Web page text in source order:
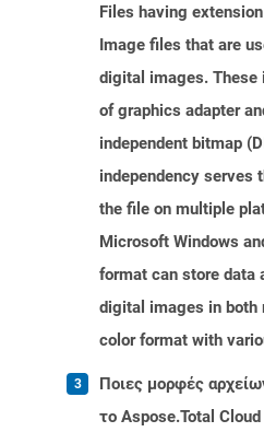
Files having
Image files that are
digital images. These
of graphics adapter
independent bitmap
independency serves
the file on multiple
Microsoft Windows
format can store data
digital images in both
color format with
Ποιες μορφές
το Aspose.Total Cloud